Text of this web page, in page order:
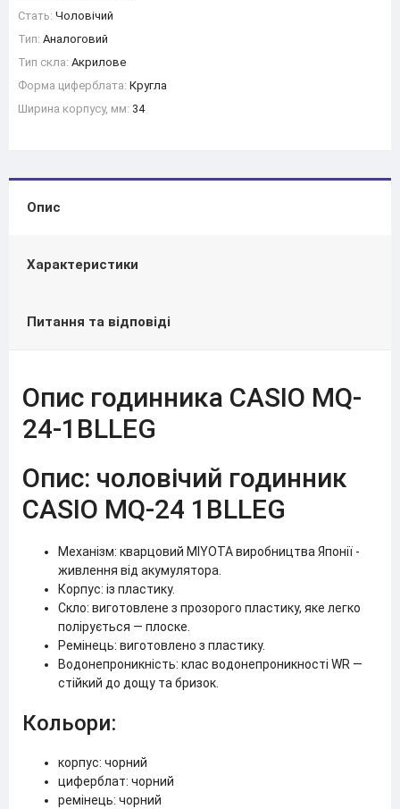
Стать: Чоловічий
Тип: Аналоговий
Тип скла: Акрилове
Форма циферблата: Кругла
Ширина корпусу, мм: 34
Опис
Характеристики
Питання та відповіді
Опис годинника CASIO MQ-
24-1BLLEG
Опис: чоловічий годинник
CASIO MQ-24 1BLLEG
Механізм: кварцовий MIYOTA виробництва Японії -
живлення від акумулятора.
Корпус: із пластику.
Скло: виготовлене з прозорого пластику, яке легко
полірується — плоске.
Ремінець: виготовлено з пластику.
Водонепроникність: клас водонепроникності WR —
стійкий до дощу та бризок.
Кольори:
корпус: чорний
циферблат: чорний
ремінець: чорний